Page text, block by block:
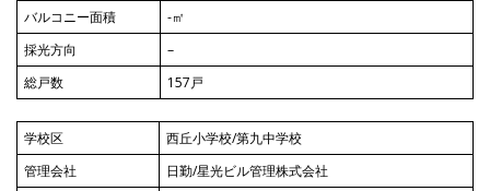
バルコニー面積
-㎡
採光方向
–
総戸数
157戸
学校区
西丘小学校/第九中学校
管理会社
日勤/星光ビル管理株式会社